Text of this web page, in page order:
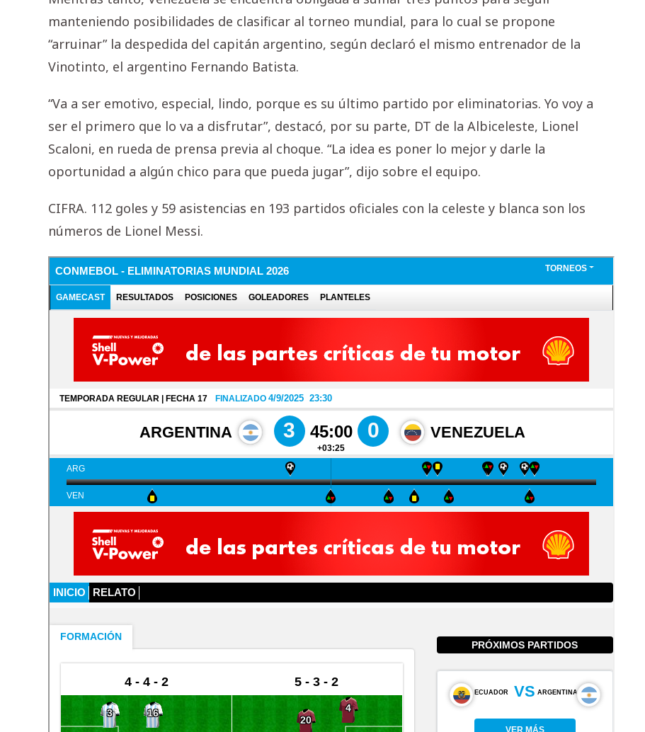
manteniendo posibilidades de clasificar al torneo mundial, para lo cual se propone
“arruinar” la despedida del capitán argentino, según declaró el mismo entrenador de la
Vinotinto, el argentino Fernando Batista.
“Va a ser emotivo, especial, lindo, porque es su último partido por eliminatorias. Yo voy a
ser el primero que lo va a disfrutar”, destacó, por su parte, DT de la Albiceleste, Lionel
Scaloni, en rueda de prensa previa al choque. “La idea es poner lo mejor y darle la
oportunidad a algún chico para que pueda jugar”, dijo sobre el equipo.
CIFRA. 112 goles y 59 asistencias en 193 partidos oficiales con la celeste y blanca son los
números de Lionel Messi.